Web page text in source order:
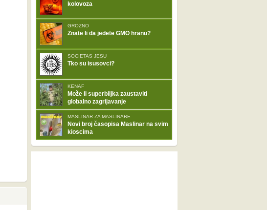
kolovoza
GROZNO
Znate li da jedete GMO hranu?
SOCIETAS JESU
Tko su isusovci?
KENAF
Može li superbiljka zaustaviti
globalno zagrijavanje
MASLINAR ZA MASLINARE
Novi broj časopisa Maslinar na svim
kioscima